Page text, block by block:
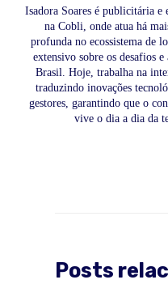
Isadora Soares é publicitária e
na Cobli, onde atua há
profunda no ecossistema de
extensivo sobre os desafios
Brasil. Hoje, trabalha na
traduzindo inovações
gestores, garantindo que o
vive o dia a dia da
Posts